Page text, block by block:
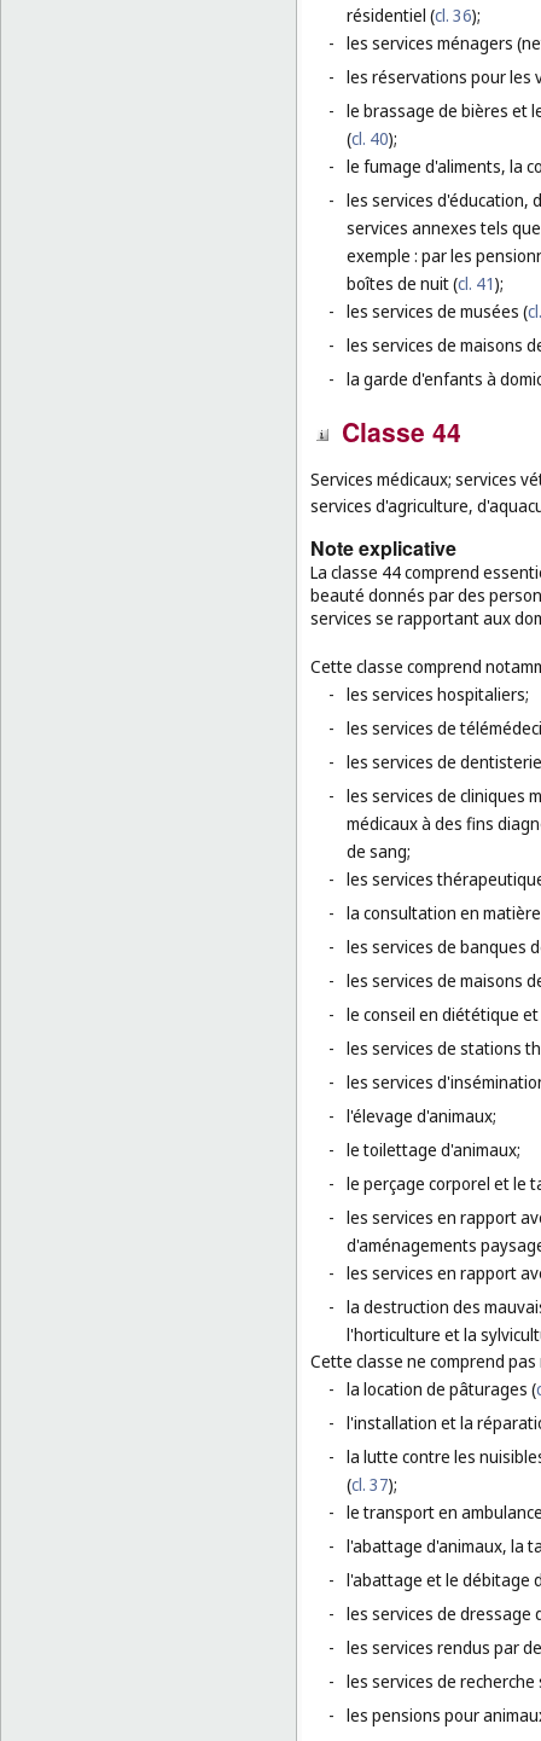
résidentiel (cl. 36);
- les services ménagers
- les réservations pour les
- le brassage de bières et
(cl. 40);
- le fumage d'aliments, la
- les services d'éducation,
services annexes tels
exemple : par les
boîtes de nuit (cl. 41);
- les services de musées (
- les services de maisons
- la garde d'enfants à
Classe 44
Services médicaux; services
services d'agriculture,
Note explicative
La classe 44 comprend
beauté donnés par des
services se rapportant aux
Cette classe comprend
- les services hospitaliers;
- les services de
- les services de
- les services de cliniques
médicaux à des fins
de sang;
- les services
- la consultation en
- les services de banques
- les services de maisons
- le conseil en diététique
- les services de stations
- les services
- l'élevage d'animaux;
- le toilettage d'animaux;
- le perçage corporel et le
- les services en rapport
d'aménagements
- les services en rapport
- la destruction des
l'horticulture et la
Cette classe ne comprend
- la location de pâturages (
- l'installation et la
- la lutte contre les
(cl. 37);
- le transport en
- l'abattage d'animaux, la
- l'abattage et le débitage
- les services de dressage
- les services rendus par
- les services de
- les pensions pour